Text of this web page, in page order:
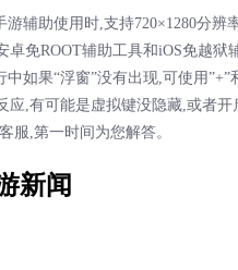
辅助使用时,支持720×1280分辨
免ROOT辅助工具和iOS免越狱
如果“浮窗”没有出现,可使用
应,有可能是虚拟键没隐藏,或者
服,第一时间为您解答。
新闻